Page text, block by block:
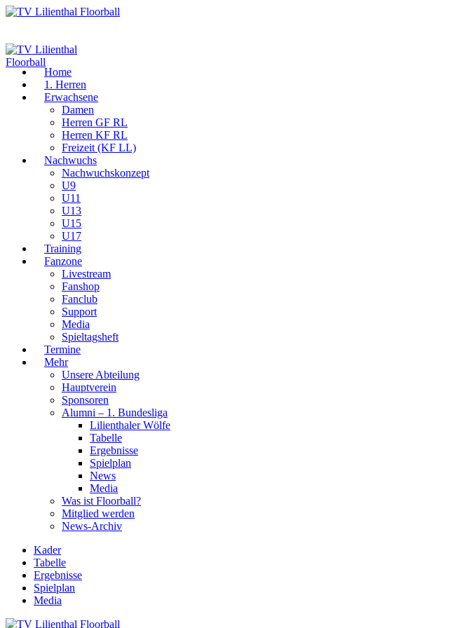
Home
1. Herren
Erwachsene
Damen
Herren GF RL
Herren KF RL
Freizeit (KF LL)
Nachwuchs
Nachwuchskonzept
U9
U11
U13
U15
U17
Training
Fanzone
Livestream
Fanshop
Fanclub
Support
Media
Spieltagsheft
Termine
Mehr
Unsere Abteilung
Hauptverein
Sponsoren
Alumni – 1. Bundesliga
Lilienthaler Wölfe
Tabelle
Ergebnisse
Spielplan
News
Media
Was ist Floorball?
Mitglied werden
News-Archiv
Kader
Tabelle
Ergebnisse
Spielplan
Media